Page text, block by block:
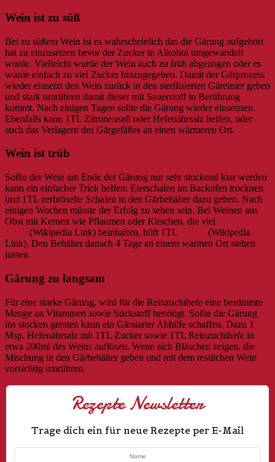
Wein ist zu süß
Bei zu süßem Wein ist es wahrscheinlich das die Gärung aufgehört
hat zu einzusetzen bevor der Zucker in Alkohol umgewandelt
wurde. Vielleicht wurde der Wein auch zu früh abgezogen oder es
wurde einfach zu viel Zucker hinzugegeben. Damit der Gärprozess
wieder einsetzt den Wein zurück in den sterilisierten Gäreimer geben
und stark umrühren damit dieser mit Sauerstoff in Berührung
kommt. Nach einigen Tagen sollte die Gärung wieder einsetzten.
Ebenfalls kann 1TL Zitronensaft oder Hefenährsalz helfen, oder
auch das Verlagern des Gärgefäßes an einen wärmeren Ort.
Wein ist trüb
Sollte der Wein am Ende der Gärung nur sehr stockend klar werden
kann ein einfacher Trick helfen: Eierschalen im Backofen trocknen
und 1TL zerbröselte Schalen in den Gärbehälter dazu geben. Nach
einigen Wochen müsste der Erfolg zu sehen sein. Bei Weinen aus
Obst mit Kernen wie Pflaumen oder Kirschen, die viel
(Wikipedia Link) beinhalten, hilft 1TL
(Wikipedia
Link). Den Behälter danach 4 Tage an einem warmen Ort stehen
lassen.
Gärung zu langsam
Für eine starke Gärung, wird für die Reinzuchthefe eine bestimmte
Menge an Vitaminen sowie Stickstoff benötigt. Sollte die Gärung
ins stocken geraten kann ein Gärstarter Abhilfe schaffen. Dazu 1
Msp. Hefenährsalz mit 1TL Zucker sowie 1TL Reinzuchthefe in
etwa 200ml des Weins auflösen. Wenn sich Bläschen zeigen, die
Mischung in den Gärbehälter geben und mit dem restlichen Wein
vorsichtig umrühren.
Rezepte Newsletter
Trage dich ein für neue Rezepte per E-Mail